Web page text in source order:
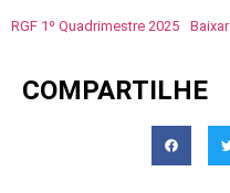
RGF 1º Quadrimestre 2025 Baixar
COMPARTILHE